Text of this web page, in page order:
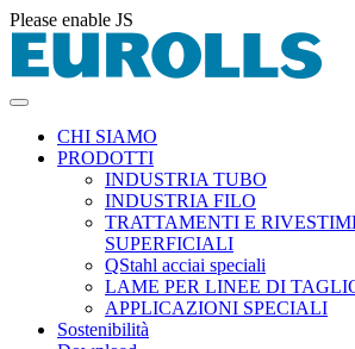
Please enable JS
CHI SIAMO
PRODOTTI
INDUSTRIA TUBO
INDUSTRIA FILO
TRATTAMENTI E
SUPERFICIALI
QStahl acciai speciali
LAME PER LINEE DI
APPLICAZIONI SPECIALI
Sostenibilità